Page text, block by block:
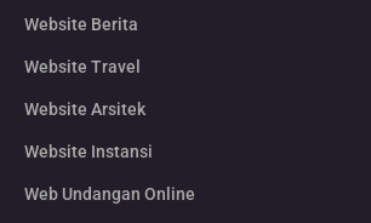
Website Berita
Website Travel
Website Arsitek
Website Instansi
Web Undangan Online